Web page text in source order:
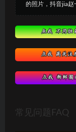
的照片，抖音jia赵
常见问题FAQ